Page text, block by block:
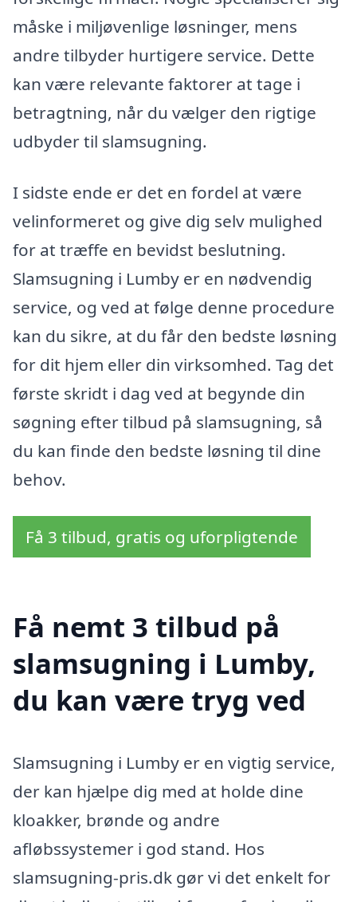
måske i miljøvenlige løsninger, mens
andre tilbyder hurtigere service. Dette
kan være relevante faktorer at tage i
betragtning, når du vælger den rigtige
udbyder til slamsugning.
I sidste ende er det en fordel at være
velinformeret og give dig selv mulighed
for at træffe en bevidst beslutning.
Slamsugning i Lumby er en nødvendig
service, og ved at følge denne procedure
kan du sikre, at du får den bedste løsning
for dit hjem eller din virksomhed. Tag det
første skridt i dag ved at begynde din
søgning efter tilbud på slamsugning, så
du kan finde den bedste løsning til dine
behov.
Få 3 tilbud, gratis og uforpligtende
Få nemt 3 tilbud på
slamsugning i Lumby,
du kan være tryg ved
Slamsugning i Lumby er en vigtig service,
der kan hjælpe dig med at holde dine
kloakker, brønde og andre
afløbssystemer i god stand. Hos
slamsugning-pris.dk gør vi det enkelt for